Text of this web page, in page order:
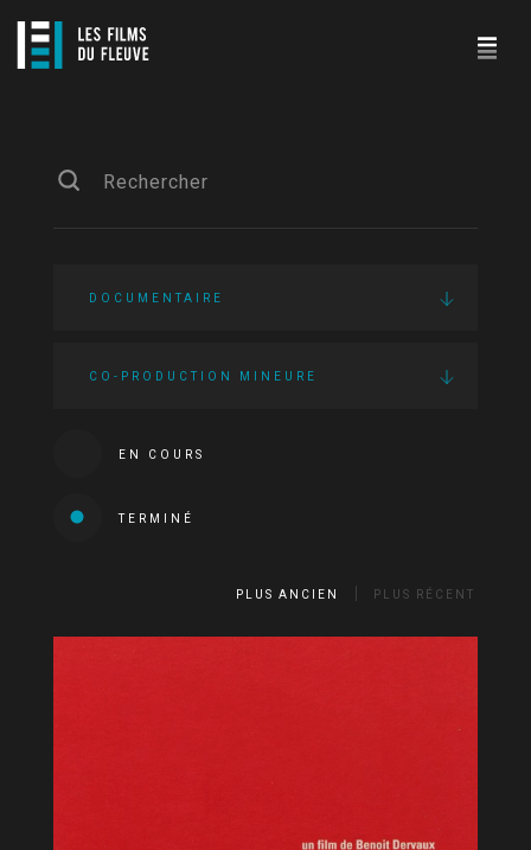
DOCUMENTAIRE
CO-PRODUCTION MINEURE
EN COURS
TERMINÉ
PLUS ANCIEN PLUS RÉCENT